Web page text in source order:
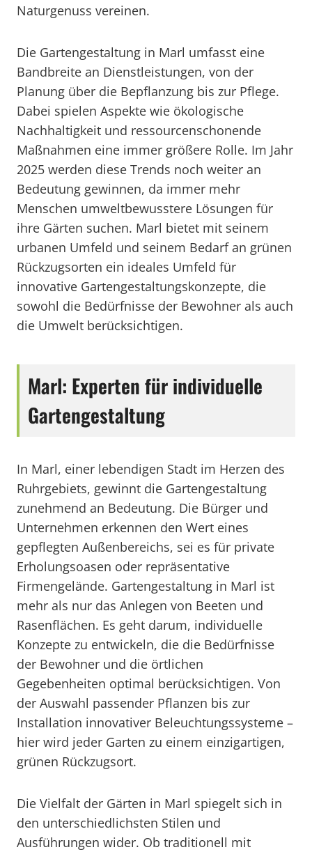
Naturgenuss vereinen.
Die Gartengestaltung in Marl umfasst eine
Bandbreite an Dienstleistungen, von der
Planung über die Bepflanzung bis zur Pflege.
Dabei spielen Aspekte wie ökologische
Nachhaltigkeit und ressourcenschonende
Maßnahmen eine immer größere Rolle. Im Jahr
2025 werden diese Trends noch weiter an
Bedeutung gewinnen, da immer mehr
Menschen umweltbewusstere Lösungen für
ihre Gärten suchen. Marl bietet mit seinem
urbanen Umfeld und seinem Bedarf an grünen
Rückzugsorten ein ideales Umfeld für
innovative Gartengestaltungskonzepte, die
sowohl die Bedürfnisse der Bewohner als auch
die Umwelt berücksichtigen.
Marl: Experten für individuelle
Gartengestaltung
In Marl, einer lebendigen Stadt im Herzen des
Ruhrgebiets, gewinnt die Gartengestaltung
zunehmend an Bedeutung. Die Bürger und
Unternehmen erkennen den Wert eines
gepflegten Außenbereichs, sei es für private
Erholungsoasen oder repräsentative
Firmengelände. Gartengestaltung in Marl ist
mehr als nur das Anlegen von Beeten und
Rasenflächen. Es geht darum, individuelle
Konzepte zu entwickeln, die die Bedürfnisse
der Bewohner und die örtlichen
Gegebenheiten optimal berücksichtigen. Von
der Auswahl passender Pflanzen bis zur
Installation innovativer Beleuchtungssysteme –
hier wird jeder Garten zu einem einzigartigen,
grünen Rückzugsort.
Die Vielfalt der Gärten in Marl spiegelt sich in
den unterschiedlichsten Stilen und
Ausführungen wider. Ob traditionell mit